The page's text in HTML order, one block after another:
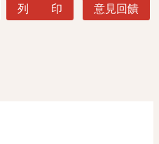
列 印 意見回饋